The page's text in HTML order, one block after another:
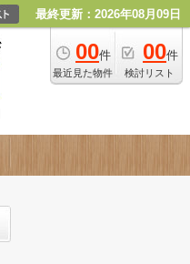
最終更新：2026年08月09日
00件
最近見た物件
00件
検討リスト